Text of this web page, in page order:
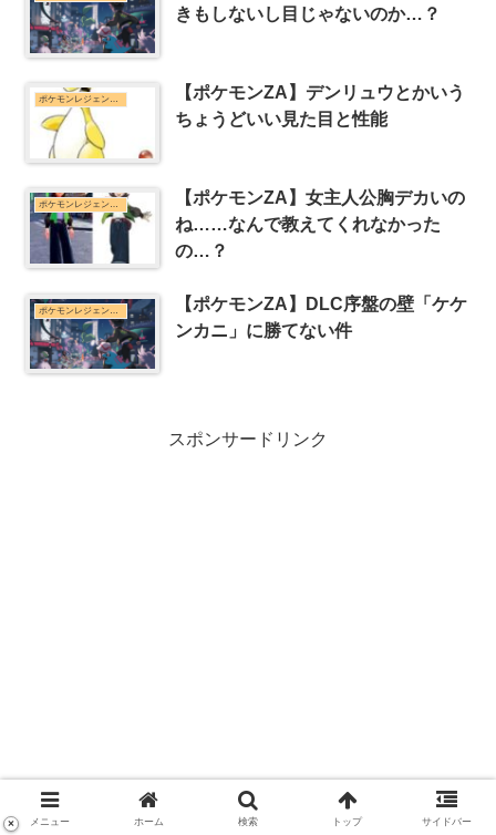
きもしないし目じゃないのか…？
ポケモンレジェンズZ-Aまとめ
【ポケモンZA】デンリュウとかいう
ちょうどいい見た目と性能
ポケモンレジェンズZ-Aまとめ
【ポケモンZA】女主人公胸デカいの
ね……なんで教えてくれなかった
の…？
【ポケモンZA】DLC序盤の壁「ケケ
ンカニ」に勝てない件
スポンサードリンク
メニュー ホーム 検索 トップ サイドバー
×